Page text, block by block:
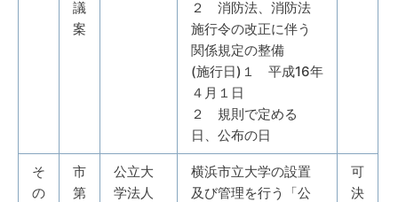
議
案
２ 消防法、消防法
施行令の改正に伴う
関係規定の整備
(施行日)１ 平成16年
４月１日
２ 規則で定める
日、公布の日
そ
の
市
第
公立大
学法人
横浜市立大学の設置
及び管理を行う「公
可
決